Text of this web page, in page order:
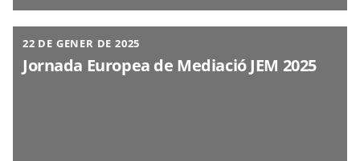
22 DE GENER DE 2025
Jornada Europea de Mediació JEM 2025